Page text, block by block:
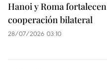
Hanoi y Roma fortalecen
cooperación bilateral
28/07/2026 03:10